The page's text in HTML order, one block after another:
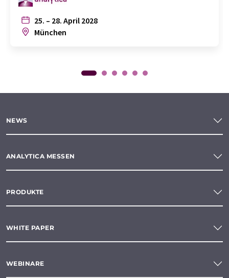
25. – 28. April 2028
München
NEWS
ANALYTICA MESSEN
PRODUKTE
WHITE PAPER
WEBINARE